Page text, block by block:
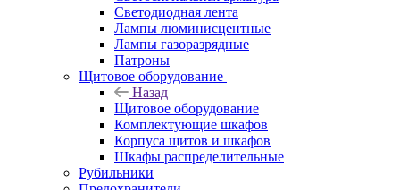
Светодиодная лента
Лампы люминисцентные
Лампы газоразрядные
Патроны
Щитовое оборудование
Назад
Щитовое оборудование
Комплектующие шкафов
Корпуса щитов и шкафов
Шкафы распределительные
Рубильники